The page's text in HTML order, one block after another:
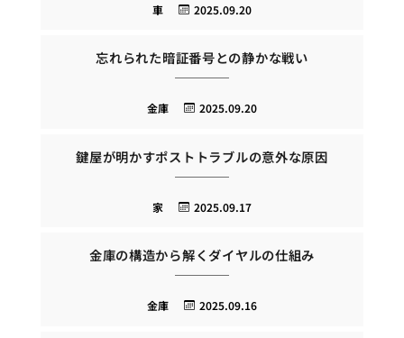
2025.09.20
車
忘れられた暗証番号との静かな戦い
2025.09.20
金庫
鍵屋が明かすポストトラブルの意外な原因
2025.09.17
家
金庫の構造から解くダイヤルの仕組み
2025.09.16
金庫